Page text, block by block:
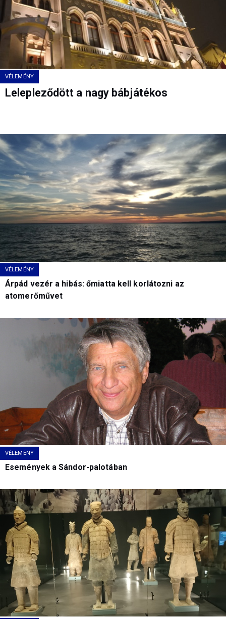
VÉLEMÉNY
Lelepleződött a nagy bábjátékos
VÉLEMÉNY
Árpád vezér a hibás: őmiatta kell korlátozni az
atomerőművet
VÉLEMÉNY
Események a Sándor-palotában